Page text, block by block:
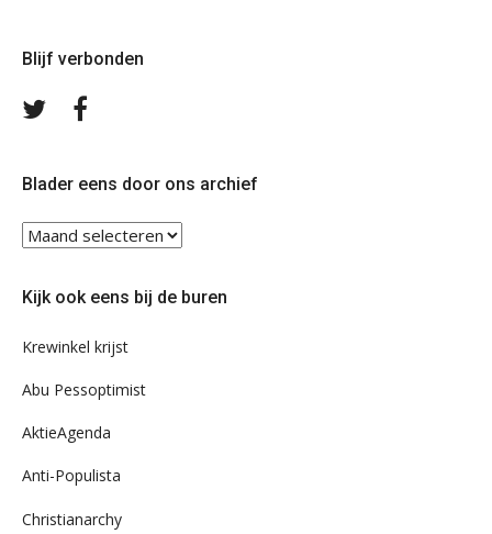
Blijf verbonden
Volg
Blader eens door ons archief
Blader
eens
ons
Kijk ook eens bij de buren
Krewinkel krijst
Abu Pessoptimist
AktieAgenda
Anti-Populista
Christianarchy